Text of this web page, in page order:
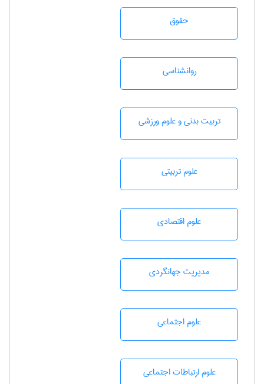
حقوق
روانشناسی
تربيت بدنی و علوم ورزشی
علوم تربيتی
علوم اقتصادی
مديريت جهانگردی
علوم اجتماعی
علوم ارتباطات اجتماعی